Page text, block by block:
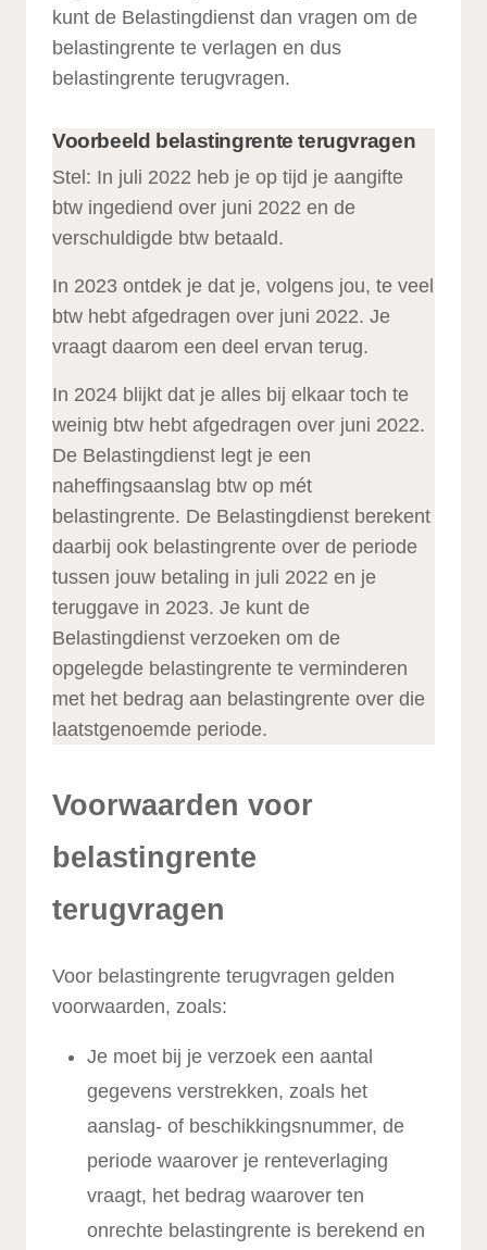
kunt de Belastingdienst dan vragen om de
belastingrente te verlagen en dus
belastingrente terugvragen.
Voorbeeld belastingrente terugvragen
Stel: In juli 2022 heb je op tijd je aangifte
btw ingediend over juni 2022 en de
verschuldigde btw betaald.
In 2023 ontdek je dat je, volgens jou, te veel
btw hebt afgedragen over juni 2022. Je
vraagt daarom een deel ervan terug.
In 2024 blijkt dat je alles bij elkaar toch te
weinig btw hebt afgedragen over juni 2022.
De Belastingdienst legt je een
naheffingsaanslag btw op mét
belastingrente. De Belastingdienst berekent
daarbij ook belastingrente over de periode
tussen jouw betaling in juli 2022 en je
teruggave in 2023. Je kunt de
Belastingdienst verzoeken om de
opgelegde belastingrente te verminderen
met het bedrag aan belastingrente over die
laatstgenoemde periode.
Voorwaarden voor
belastingrente
terugvragen
Voor belastingrente terugvragen gelden
voorwaarden, zoals:
Je moet bij je verzoek een aantal
gegevens verstrekken, zoals het
aanslag- of beschikkingsnummer, de
periode waarover je renteverlaging
vraagt, het bedrag waarover ten
onrechte belastingrente is berekend en